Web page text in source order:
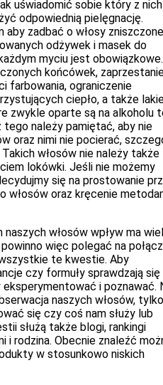
uświadomić sobie który z
odpowiednią pielęgnację.
aby zadbać o włosy zniszczone
odżywek i masek do
myciu jest obowiązkowe.
końcówek,
farbowania, ograniczenie
ciepło, a także
zwykle oparte są na alkoholu
tego należy pamiętać, aby nie
oraz nimi nie pocierać,
włosów nie należy także
lokówki. Jeśli nie możemy
się na prostowanie
włosów oraz kręcenie
włosów wpływ ma
więc polegać na
te kwestie. Aby
czy formuły sprawdzają się
eksperymentować i poznawać.
naszych włosów, tylko
się czy coś nam służy lub
służą także blogi, rankingi
i rodzina. Obecnie znaleźć
w stosunkowo niskich